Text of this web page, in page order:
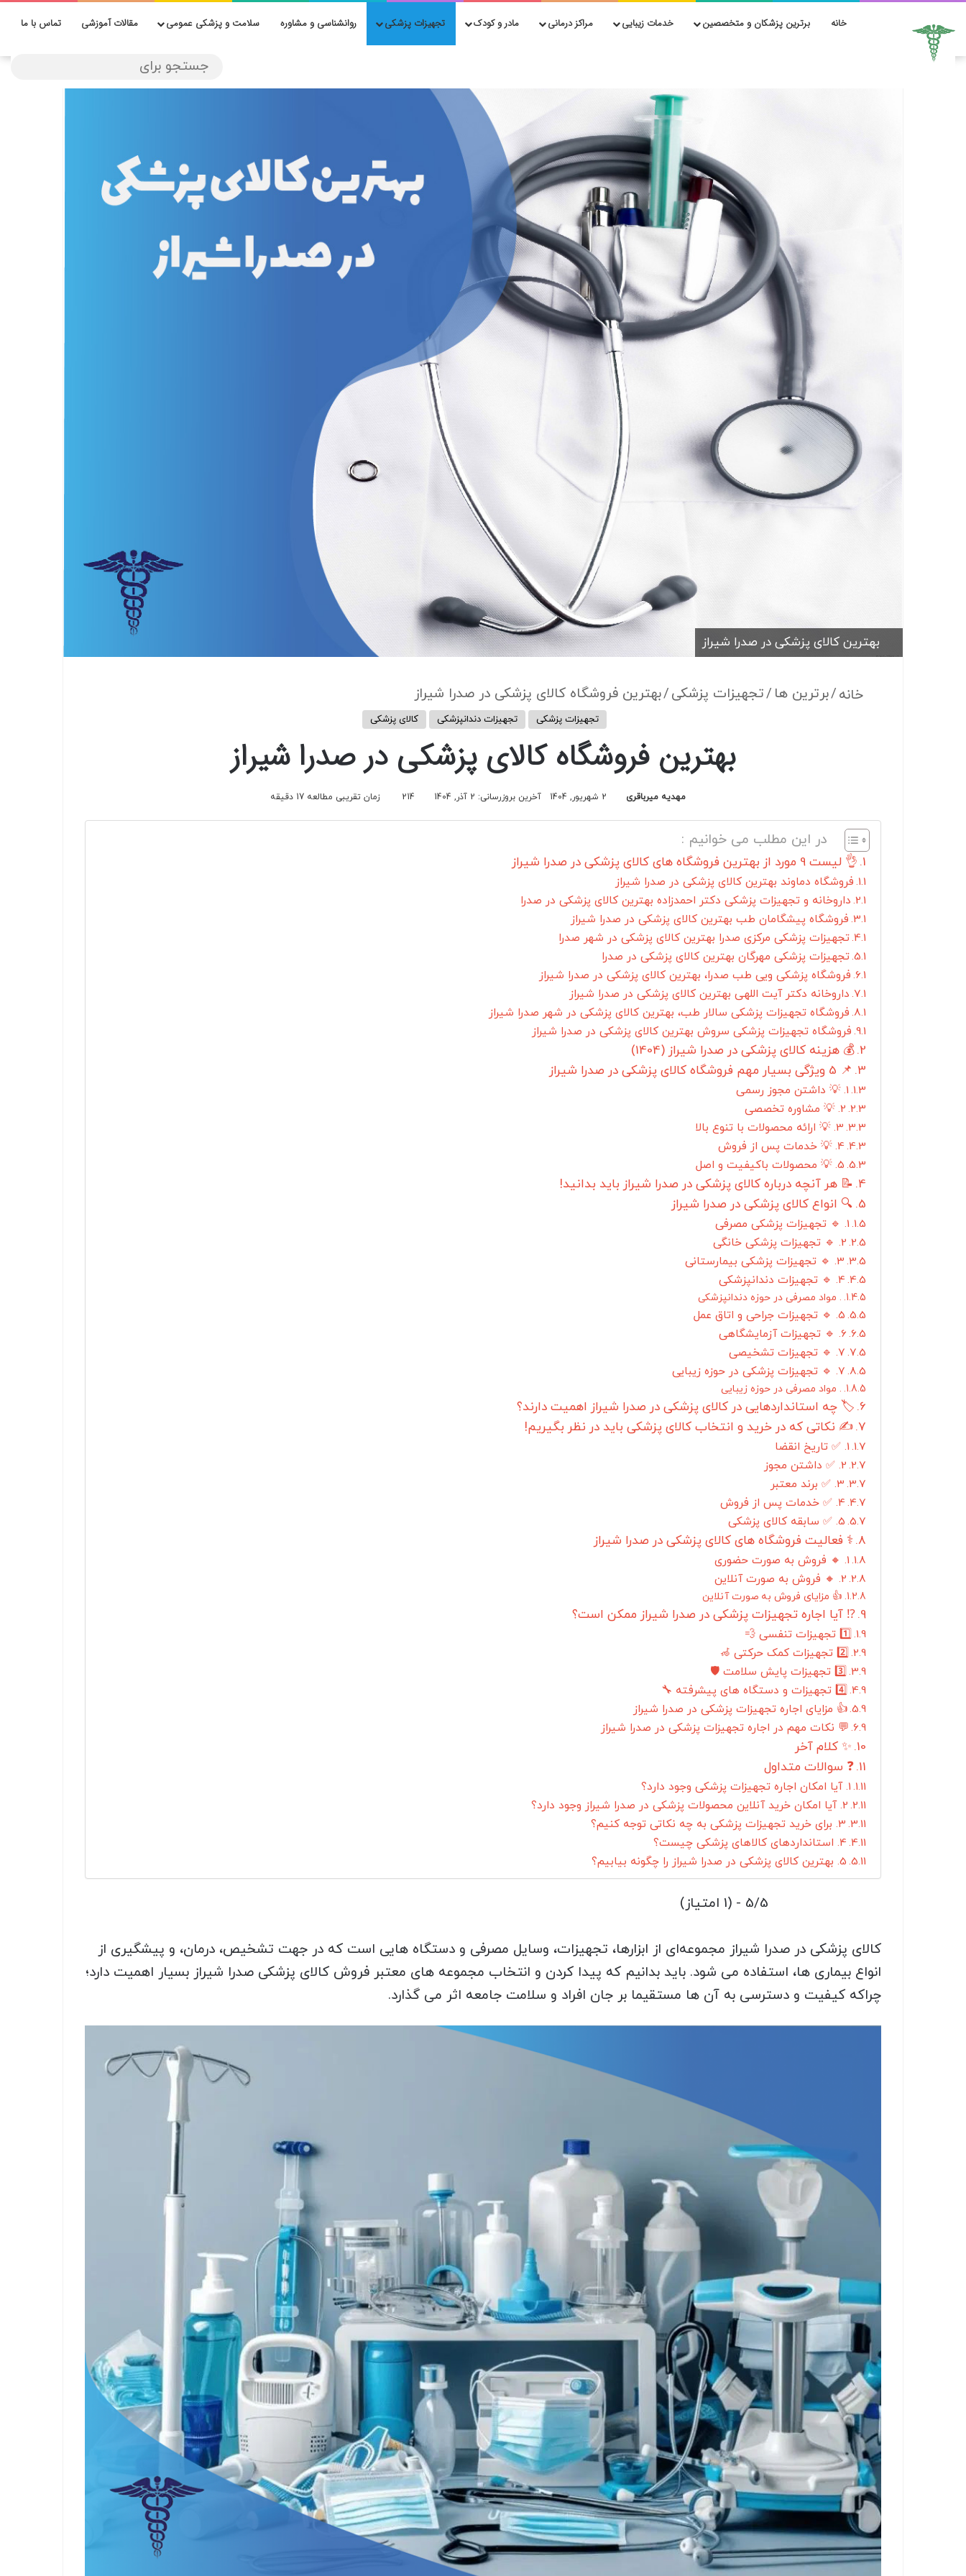
خانه برترین پزشکان و متخصصین خدمات زیبایی مراکز درمانی مادر و کودک تجهیزات پزشکی روانشناسی و مشاوره سلامت و پزشکی عمومی مقالات آموزشی تماس با ما
بهترین کالای پزشکی در صدرا شیراز
خانه/برترین ها /تجهیزات پزشکی/بهترین فروشگاه کالای پزشکی در صدرا شیراز
تجهیزات پزشکی تجهیزات دندانپزشکی کالای پزشکی
بهترین فروشگاه کالای پزشکی در صدرا شیراز
مهدیه میرباقری 2 شهریور, 1404 آخرین بروزرسانی: 2 آذر, 1404 214 زمان تقریبی مطالعه 17 دقیقه
در این مطلب می خوانیم :
👌 لیست 9 مورد از بهترین فروشگاه های کالای پزشکی در صدرا شیراز
فروشگاه دماوند بهترین کالای پزشکی در صدرا شیراز
داروخانه و تجهیزات پزشکی دکتر احمدزاده بهترین کالای پزشکی در صدرا
فروشگاه پیشگامان طب بهترین کالای پزشکی در صدرا شیراز
تجهیزات پزشکی مرکزی صدرا بهترین کالای پزشکی در شهر صدرا
تجهیزات پزشکی مهرگان بهترین کالای پزشکی در صدرا
فروشگاه پزشکی ویی طب صدرا، بهترین کالای پزشکی در صدرا شیراز
داروخانه دکتر آیت اللهی بهترین کالای پزشکی در صدرا شیراز
فروشگاه تجهیزات پزشکی سالار طب، بهترین کالای پزشکی در شهر صدرا شیراز
فروشگاه تجهیزات پزشکی سروش بهترین کالای پزشکی در صدرا شیراز
💰 هزینه کالای پزشکی در صدرا شیراز (1404)
📌 5 ویژگی بسیار مهم فروشگاه کالای پزشکی در صدرا شیراز
1. 💡 داشتن مجوز رسمی
2. 💡 مشاوره تخصصی
3. 💡 ارائه محصولات با تنوع بالا
4. 💡 خدمات پس از فروش
5. 💡 محصولات باکیفیت و اصل
📝 هر آنچه درباره کالای پزشکی در صدرا شیراز باید بدانید!
🔍 انواع کالای پزشکی در صدرا شیراز
1. 🔹 تجهیزات پزشکی مصرفی
2. 🔹 تجهیزات پزشکی خانگی
3. 🔹 تجهیزات پزشکی بیمارستانی
4. 🔹 تجهیزات دندانپزشکی
. مواد مصرفی در حوزه دندانپزشکی
5. 🔹 تجهیزات جراحی و اتاق عمل
6. 🔹 تجهیزات آزمایشگاهی
7. 🔹 تجهیزات تشخیصی
7. 🔹 تجهیزات پزشکی در حوزه زیبایی
. مواد مصرفی در حوزه زیبایی
🏷️ چه استانداردهایی در کالای پزشکی در صدرا شیراز اهمیت دارند؟
✍️ نکاتی که در خرید و انتخاب کالای پزشکی باید در نظر بگیریم!
1. ✅ تاریخ انقضا
2. ✅ داشتن مجوز
3. ✅ برند معتبر
4. ✅ خدمات پس از فروش
5. ✅ سابقه کالای پزشکی
⚕️ فعالیت فروشگاه های کالای پزشکی در صدرا شیراز
1. 🔸 فروش به صورت حضوری
2. 🔸 فروش به صورت آنلاین
👍 مزایای فروش به صورت آنلاین
⁉ آیا اجاره تجهیزات پزشکی در صدرا شیراز ممکن است؟
1️⃣ تجهیزات تنفسی 💨
2️⃣ تجهیزات کمک حرکتی 🦽
3️⃣ تجهیزات پایش سلامت 🛡️
4️⃣ تجهیزات و دستگاه های پیشرفته 🔧
👍 مزایای اجاره تجهیزات پزشکی در صدرا شیراز
💬 نکات مهم در اجاره تجهیزات پزشکی در صدرا شیراز
✨ کلام آخر
❓ سوالات متداول
1. آیا امکان اجاره تجهیزات پزشکی وجود دارد؟
2. آیا امکان خرید آنلاین محصولات پزشکی در صدرا شیراز وجود دارد؟
3. برای خرید تجهیزات پزشکی به چه نکاتی توجه کنیم؟
4. استانداردهای کالاهای پزشکی چیست؟
5. بهترین کالای پزشکی در صدرا شیراز را چگونه بیابیم؟
5/5 - (1 امتیاز)
کالای پزشکی در صدرا شیراز مجموعه‌ای از ابزارها، تجهیزات، وسایل مصرفی و دستگاه ‌هایی است که در جهت تشخیص، درمان، و پیشگیری از
انواع بیماری‌ ها، استفاده می شود. باید بدانیم که پیدا کردن و انتخاب مجموعه های معتبر فروش کالای پزشکی صدرا شیراز بسیار اهمیت دارد؛
چراکه کیفیت و دسترسی به آن ‌ها مستقیما بر جان افراد و سلامت جامعه اثر می گذارد.